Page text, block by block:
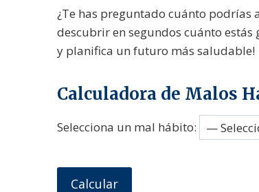
¿Te has preguntado cuánto podrías
descubrir en segundos cuánto
y planifica un futuro más saludable!
Calculadora de Malos
Selecciona un mal hábito:
Calcular